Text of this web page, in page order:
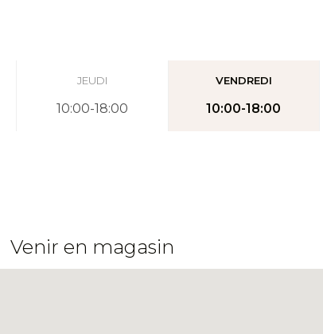
JEUDI
10:00-18:00
VENDREDI
10:00-18:00
Venir en magasin